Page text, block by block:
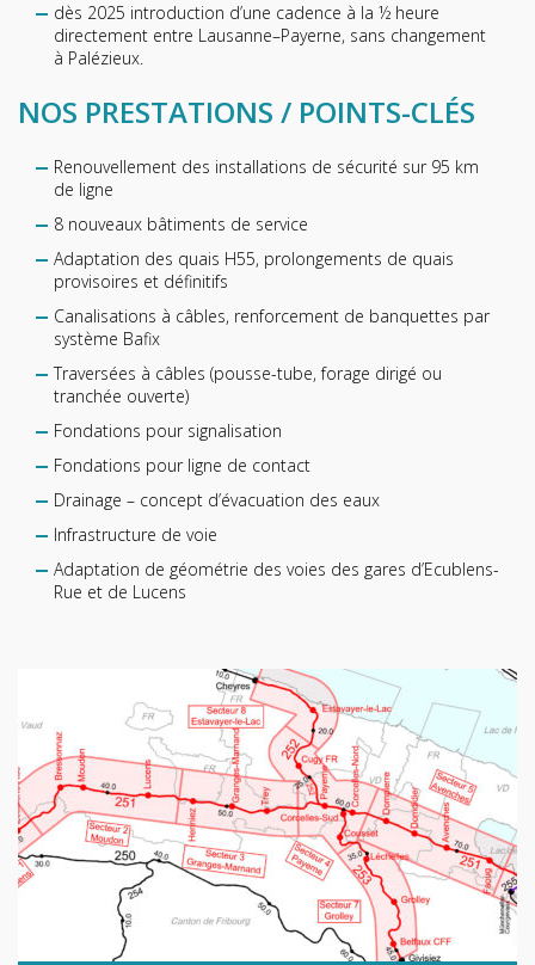
dès 2025 introduction d’une cadence à la ½ heure
directement entre Lausanne–Payerne, sans changement
à Palézieux.
NOS PRESTATIONS / POINTS-CLÉS
Renouvellement des installations de sécurité sur 95 km
de ligne
8 nouveaux bâtiments de service
Adaptation des quais H55, prolongements de quais
provisoires et définitifs
Canalisations à câbles, renforcement de banquettes par
système Bafix
Traversées à câbles (pousse-tube, forage dirigé ou
tranchée ouverte)
Fondations pour signalisation
Fondations pour ligne de contact
Drainage – concept d’évacuation des eaux
Infrastructure de voie
Adaptation de géométrie des voies des gares d’Ecublens-
Rue et de Lucens